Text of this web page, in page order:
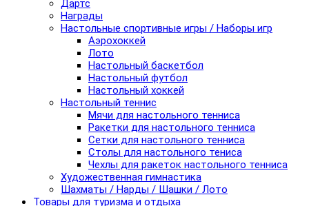
Дартс
Награды
Настольные спортивные игры / Наборы игр
Аэрохоккей
Лото
Настольный баскетбол
Настольный футбол
Настольный хоккей
Настольный теннис
Мячи для настольного тенниса
Ракетки для настольного тенниса
Сетки для настольного тенниса
Столы для настольного тениса
Чехлы для ракеток настольного тенниса
Художественная гимнастика
Шахматы / Нарды / Шашки / Лото
Товары для туризма и отдыха